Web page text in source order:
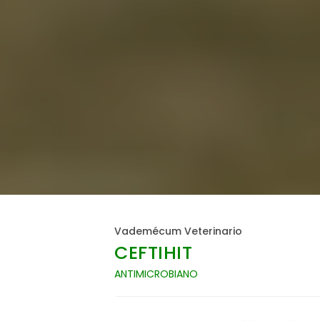
Vademécum Veterinario
CEFTIHIT
ANTIMICROBIANO